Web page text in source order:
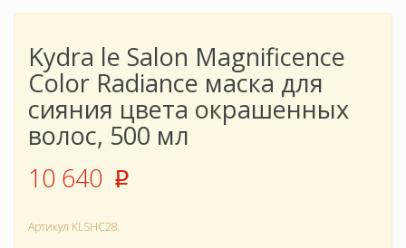
Kydra le Salon Magnificence
Color Radiance маска для
сияния цвета окрашенных
волос, 500 мл
10 640 p
Артикул KLSHC28